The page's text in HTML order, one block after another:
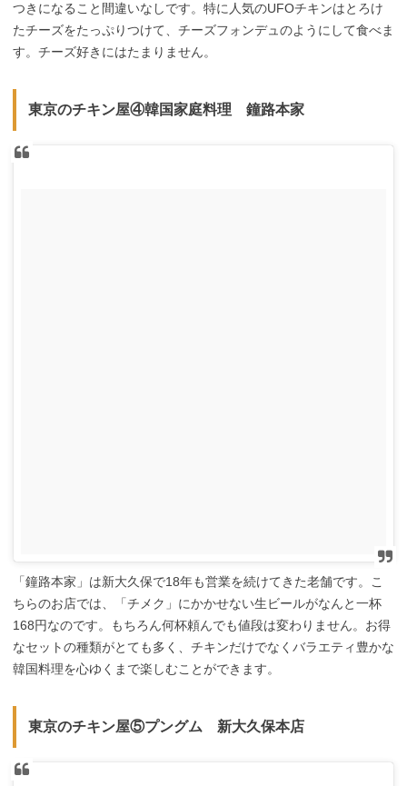
つきになること間違いなしです。特に人気のUFOチキンはとろけ
たチーズをたっぷりつけて、チーズフォンデュのようにして食べま
す。チーズ好きにはたまりません。
東京のチキン屋④韓国家庭料理 鐘路本家
「鐘路本家」は新大久保で18年も営業を続けてきた老舗です。こ
ちらのお店では、「チメク」にかかせない生ビールがなんと一杯
168円なのです。もちろん何杯頼んでも値段は変わりません。お得
なセットの種類がとても多く、チキンだけでなくバラエティ豊かな
韓国料理を心ゆくまで楽しむことができます。
東京のチキン屋⑤プングム 新大久保本店